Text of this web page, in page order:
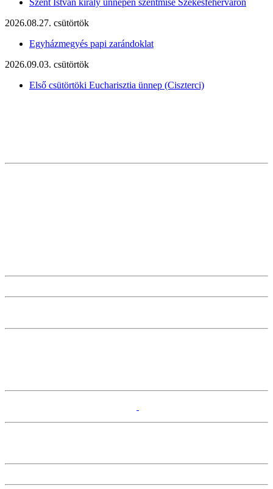
Szent István király ünnepén szentmise Székesfehérváron
2026.08.27. csütörtök
Egyházmegyés papi zarándoklat
2026.09.03. csütörtök
Első csütörtöki Eucharisztia ünnep (Ciszterci)